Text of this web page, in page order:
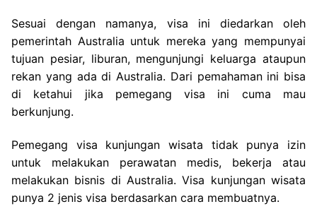
Sesuai dengan namanya, visa ini diedarkan oleh
pemerintah Australia untuk mereka yang mempunyai
tujuan pesiar, liburan, mengunjungi keluarga ataupun
rekan yang ada di Australia. Dari pemahaman ini bisa
di ketahui jika pemegang visa ini cuma mau
berkunjung.
Pemegang visa kunjungan wisata tidak punya izin
untuk melakukan perawatan medis, bekerja atau
melakukan bisnis di Australia. Visa kunjungan wisata
punya 2 jenis visa berdasarkan cara membuatnya.